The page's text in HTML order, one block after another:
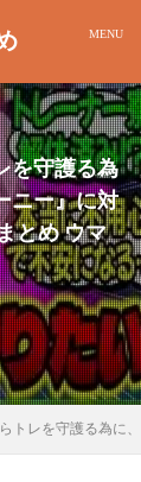
を守護る為
ニー』に対
とめ ウマ
トレを守護る為